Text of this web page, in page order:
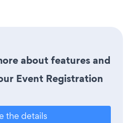
about features and
Event Registration
the details